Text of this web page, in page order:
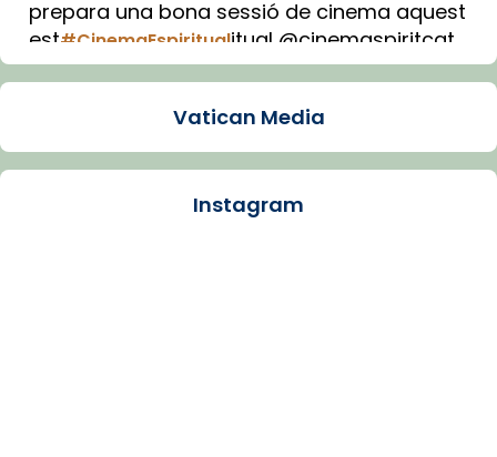
prepara una bona sessió de cinema aquest
est#CinemaEspiritualitual @cinemaspiritcat
Imatge: Generada amb IA (OpenAI)
Arquebisbat de Barcelona
Vatican Media
Instagram